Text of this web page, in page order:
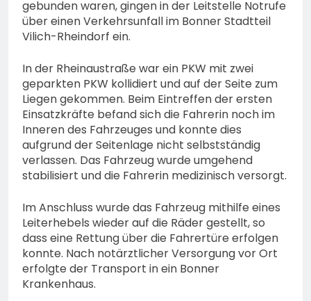
gebunden waren, gingen in der Leitstelle Notrufe
über einen Verkehrsunfall im Bonner Stadtteil
Vilich-Rheindorf ein.
In der Rheinaustraße war ein PKW mit zwei
geparkten PKW kollidiert und auf der Seite zum
Liegen gekommen. Beim Eintreffen der ersten
Einsatzkräfte befand sich die Fahrerin noch im
Inneren des Fahrzeuges und konnte dies
aufgrund der Seitenlage nicht selbstständig
verlassen. Das Fahrzeug wurde umgehend
stabilisiert und die Fahrerin medizinisch versorgt.
Im Anschluss wurde das Fahrzeug mithilfe eines
Leiterhebels wieder auf die Räder gestellt, so
dass eine Rettung über die Fahrertüre erfolgen
konnte. Nach notärztlicher Versorgung vor Ort
erfolgte der Transport in ein Bonner
Krankenhaus.